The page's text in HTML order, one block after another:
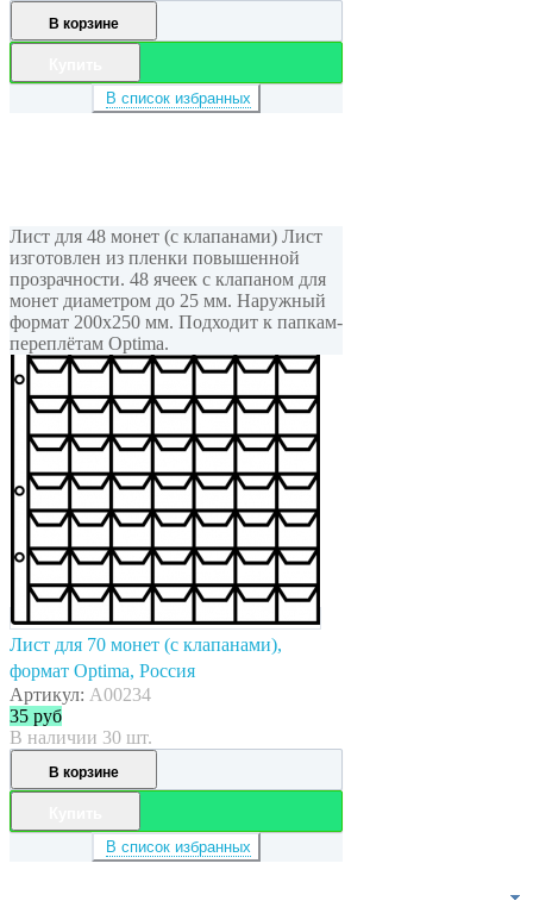
В корзине
В список избранных
Лист для 48 монет (с клапанами) Лист
изготовлен из пленки повышенной
прозрачности. 48 ячеек с клапаном для
монет диаметром до 25 мм. Наружный
формат 200x250 мм. Подходит к папкам-
переплётам Optima.
Лист для 70 монет (с клапанами),
формат Optima, Россия
Артикул: A00234
35 руб
В наличии 30 шт.
В корзине
В список избранных